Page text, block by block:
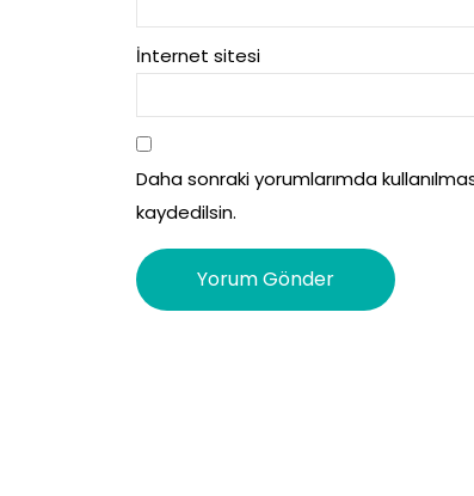
İnternet sitesi
Daha sonraki yorumlarımda
kaydedilsin.